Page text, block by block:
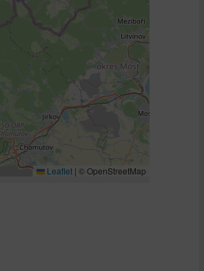
Leaflet | © OpenStreetMap